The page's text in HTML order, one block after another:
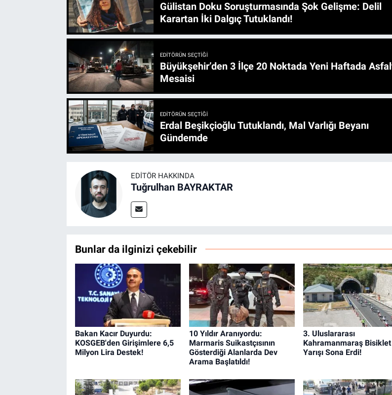
Gülistan Doku Soruşturmasında Şok Gelişme: Delil
Karartan İki Dalgıç Tutuklandı!
EDITÖRÜN SEÇTIĞI
Büyükşehir’den 3 İlçe 20 Noktada Yeni Haftada Asfalt
Mesaisi
EDITÖRÜN SEÇTIĞI
Erdal Beşikçioğlu Tutuklandı, Mal Varlığı Beyanı
Gündemde
EDITÖR HAKKINDA
Tuğrulhan BAYRAKTAR
Bunlar da ilginizi çekebilir
Bakan Kacır Duyurdu:
KOSGEB'den Girişimlere 6,5
Milyon Lira Destek!
10 Yıldır Aranıyordu:
Marmaris Suikastçısının
Gösterdiği Alanlarda Dev
Arama Başlatıldı!
3. Uluslararası
Kahramanmaraş Bisiklet
Yarışı Sona Erdi!